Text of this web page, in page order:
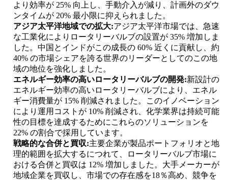
より効率が 25% 向上し、手動介入が減り、計画外のダウ
ンタイムが 20% 最小限に抑えられました。
アジア太平洋地域での拡大:アジア太平洋市場では、急速
な工業化によりロータリーバルブの設置が 35% 増加しま
した。中国とインドがこの成長の 60% 近くに貢献し、約
40% の市場シェアを誇る世界のリーダーとしてのこの地
域の地位を強化しました。
エネルギー効率の高いロータリーバルブの開発:新設計の
エネルギー効率の高いロータリーバルブにより、エネル
ギー消費量が 15% 削減されました。このイノベーション
により運用コストが 10% 削減され、化学業界は持続可能
性の目標を達成するためにこれらのソリューションを
22% の割合で採用しています。
戦略的な合併と買収:主要企業が製品ポートフォリオと地
理的範囲を拡大するにつれて、ロータリーバルブ市場に
おける合併と買収は 12% 増加しました。大手メーカーが
地域企業を買収し、市場での存在感を18％高め、競争を